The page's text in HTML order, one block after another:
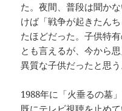
た。夜間、普段は聞か
けば「戦争が起きたん
たほどだった。子供特
とも言えるが、今から
異質な子供だったと思う
1988年に「火垂るの墓